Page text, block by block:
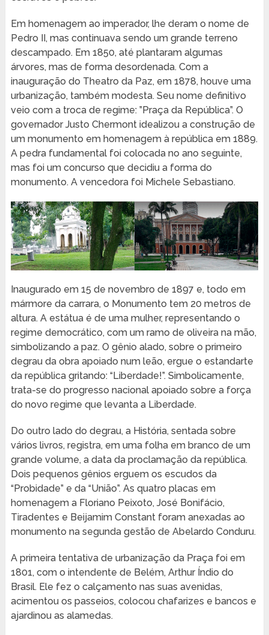
Em homenagem ao imperador, lhe deram o nome de
Pedro II, mas continuava sendo um grande terreno
descampado. Em 1850, até plantaram algumas
árvores, mas de forma desordenada. Com a
inauguração do Theatro da Paz, em 1878, houve uma
urbanização, também modesta. Seu nome definitivo
veio com a troca de regime: ”Praça da República”. O
governador Justo Chermont idealizou a construção de
um monumento em homenagem à república em 1889.
A pedra fundamental foi colocada no ano seguinte,
mas foi um concurso que decidiu a forma do
monumento. A vencedora foi Michele Sebastiano.
Inaugurado em 15 de novembro de 1897 e, todo em
mármore da carrara, o Monumento tem 20 metros de
altura. A estátua é de uma mulher, representando o
regime democrático, com um ramo de oliveira na mão,
simbolizando a paz. O gênio alado, sobre o primeiro
degrau da obra apoiado num leão, ergue o estandarte
da república gritando: “Liberdade!”. Simbolicamente,
trata-se do progresso nacional apoiado sobre a força
do novo regime que levanta a Liberdade.
Do outro lado do degrau, a História, sentada sobre
vários livros, registra, em uma folha em branco de um
grande volume, a data da proclamação da república.
Dois pequenos gênios erguem os escudos da
“Probidade” e da “União”. As quatro placas em
homenagem a Floriano Peixoto, José Bonifácio,
Tiradentes e Beijamim Constant foram anexadas ao
monumento na segunda gestão de Abelardo Conduru.
A primeira tentativa de urbanização da Praça foi em
1801, com o intendente de Belém, Arthur Índio do
Brasil. Ele fez o calçamento nas suas avenidas,
acimentou os passeios, colocou chafarizes e bancos e
ajardinou as alamedas.